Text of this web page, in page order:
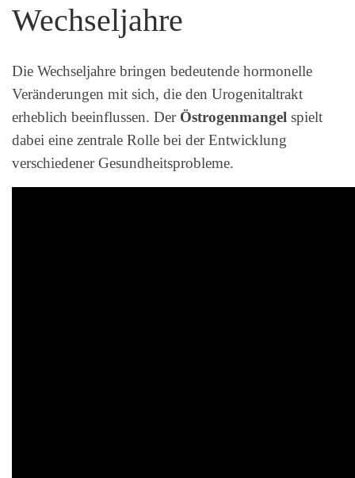
Wechseljahre
Die Wechseljahre bringen bedeutende hormonelle
Veränderungen mit sich, die den Urogenitaltrakt
erheblich beeinflussen. Der Östrogenmangel spielt
dabei eine zentrale Rolle bei der Entwicklung
verschiedener Gesundheitsprobleme.